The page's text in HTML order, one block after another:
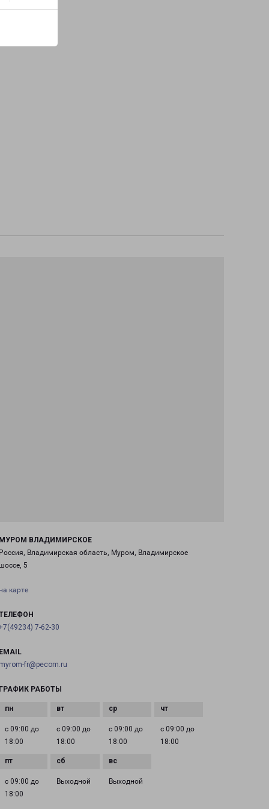
ВЛАДИМИРСКОЕ
Владимирская область, Муром, Владимирское
5
карте
7-62-30
fr@pecom.ru
РАБОТЫ
с 09:00 до
18:00
с 09:00 до
18:00
с 09:00 до
18:00
с 09:00 до
18:00
с 09:00 до
18:00
Выходной Выходной